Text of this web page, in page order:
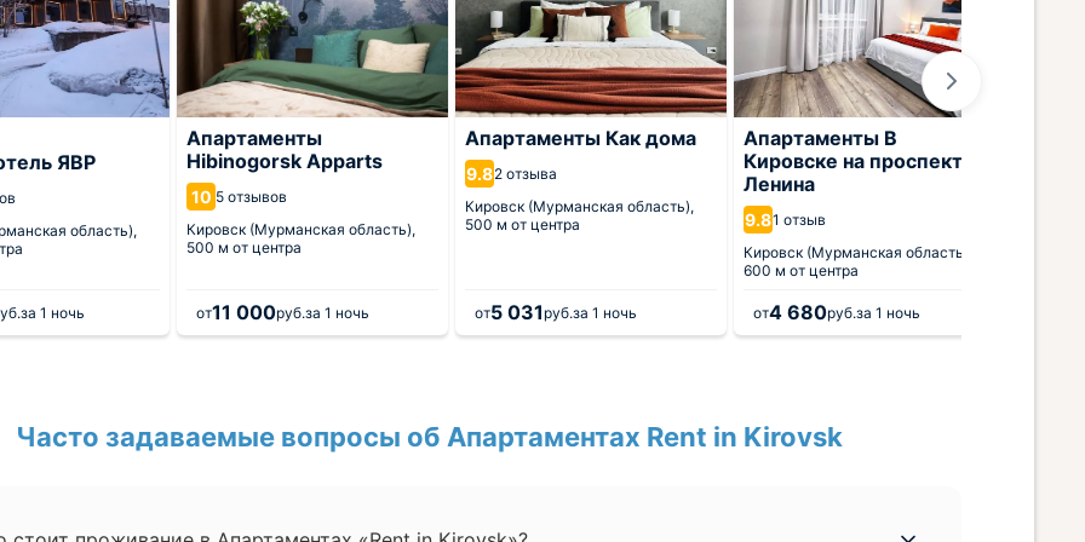
ЯВР
область),
за 1 ночь
Апартаменты
Hibinogorsk Apparts
10 5 отзывов
Кировск (Мурманская область),
500 м от центра
от11 000руб.за 1 ночь
Апартаменты Как дома
9.82 отзыва
Кировск (Мурманская область),
500 м от центра
от5 031 руб.за 1 ночь
Апартаменты В
Кировске на проспекте
Ленина
9.81 отзыв
Кировск (Мурманская область),
600 м от центра
от4 680руб.за 1 ночь
Часто задаваемые вопросы об Апартаментах Rent in Kirovsk